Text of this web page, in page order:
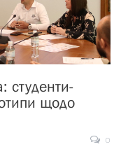
студенти-
щодо
0